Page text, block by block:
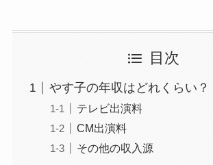
目次
やす子の年収はどれくらい？
テレビ出演料
CM出演料
その他の収入源